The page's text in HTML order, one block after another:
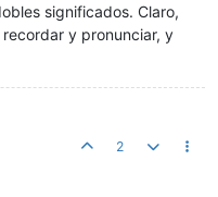
significados. Claro,
y pronunciar, y
2